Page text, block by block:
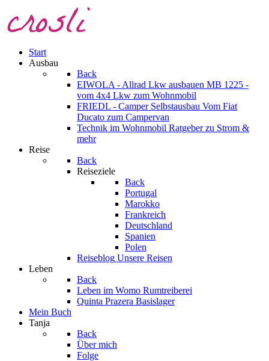
Start
Ausbau
Back
EIWOLA - Allrad Lkw ausbauen MB 1225 -
vom 4x4 Lkw zum Wohnmobil
FRIEDL - Camper Selbstausbau Vom Fiat
Ducato zum Campervan
Technik im Wohnmobil Ratgeber zu Strom &
mehr
Reise
Back
Reiseziele
Back
Portugal
Marokko
Frankreich
Deutschland
Spanien
Polen
Reiseblog Unsere Reisen
Leben
Back
Leben im Womo Rumtreiberei
Quinta Prazera Basislager
Mein Buch
Tanja
Back
Über mich
Folge